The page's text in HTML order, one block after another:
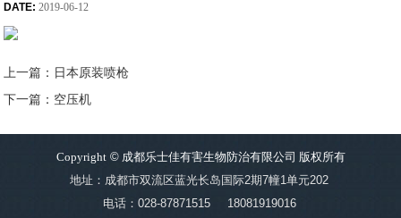
DATE: 2019-06-12
上一篇：日本原装喷枪
下一篇：空压机
Copyright©成都乐士佳有害生物防治有限公司 版权所有
地址：成都市双流区蓝光长岛国际2期7幢1单元202
电话：028-87871515
18081919016